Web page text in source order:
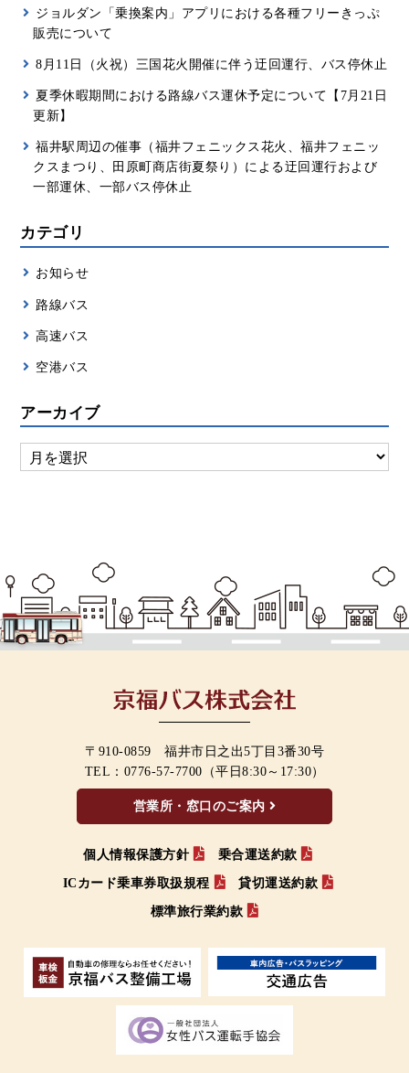
ジョルダン「乗換案内」アプリにおける各種フリーきっぷ
販売について
8月11日（火祝）三国花火開催に伴う迂回運行、バス停休止
夏季休暇期間における路線バス運休予定について【7月21日
更新】
福井駅周辺の催事（福井フェニックス花火、福井フェニッ
クスまつり、田原町商店街夏祭り）による迂回運行および
一部運休、一部バス停休止
カテゴリ
お知らせ
路線バス
高速バス
空港バス
アーカイブ
〒910-0859 福井市日之出5丁目3番30号
TEL： 0776-57-7700 （平日8:30～17:30）
営業所・窓口のご案内
個人情報保護方針 乗合運送約款
ICカード乗車券取扱規程 貸切運送約款
標準旅行業約款